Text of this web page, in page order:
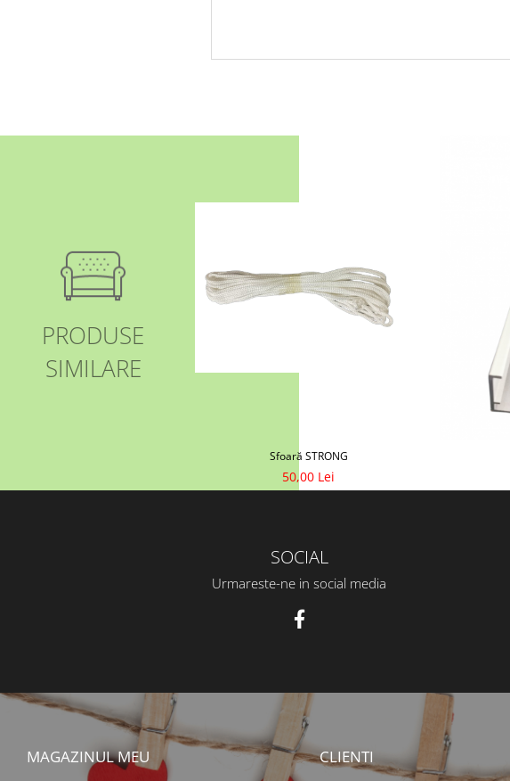
PRODUSE
SIMILARE
Sfoară STRONG
50,00 Lei
SOCIAL
Urmareste-ne in social media
MAGAZINUL MEU CLIENTI